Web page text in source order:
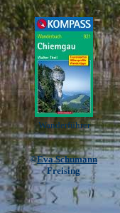
Wanderführer
©Eva Schumann
Freising